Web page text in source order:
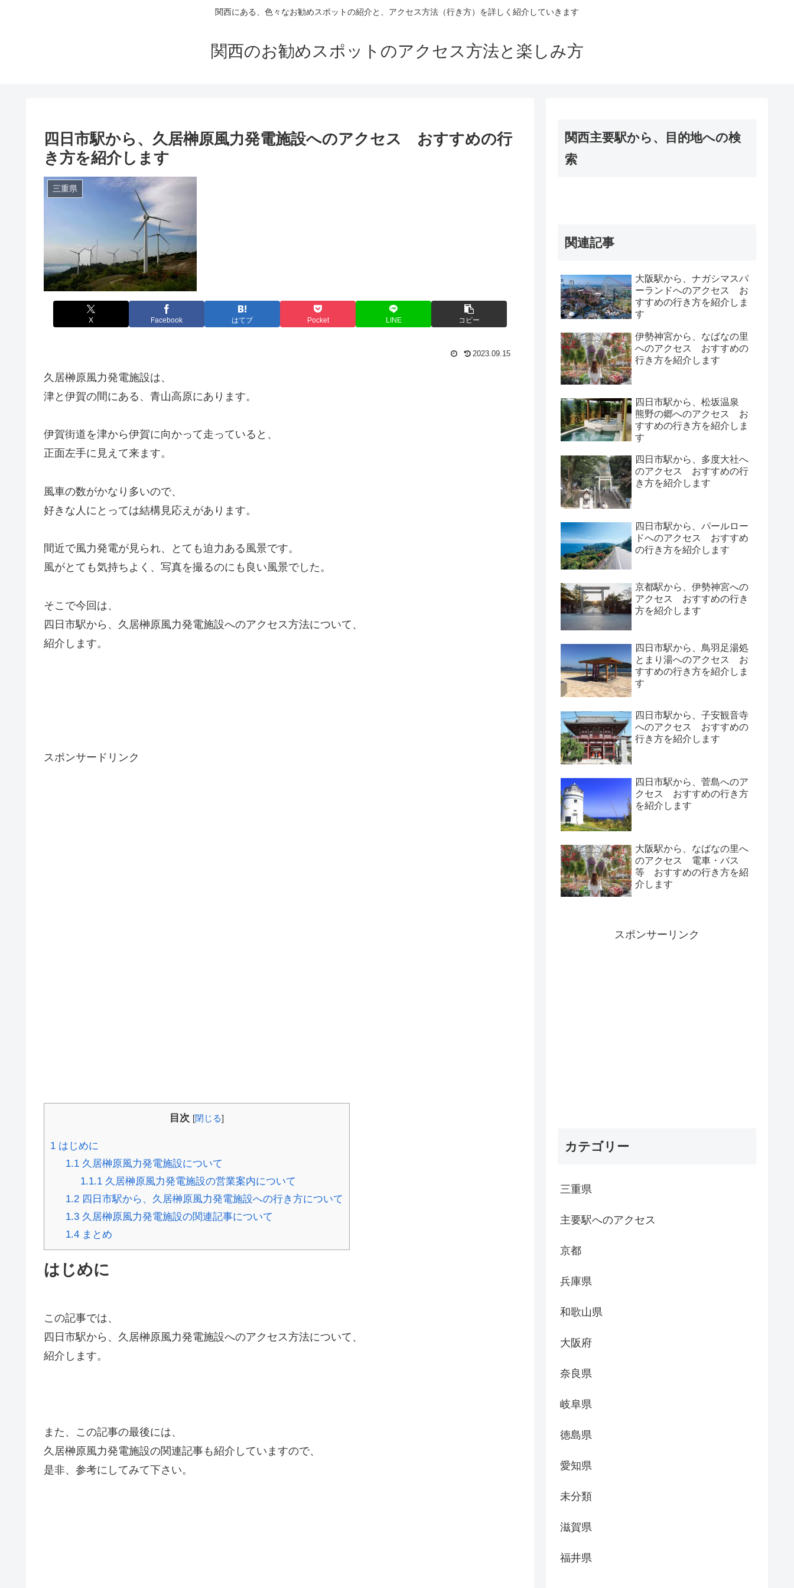
関西にある、色々なお勧めスポットの紹介と、アクセス方法（行き方）を詳しく紹介していきます
関西のお勧めスポットのアクセス方法と楽しみ方
四日市駅から、久居榊原風力発電施設へのアクセス おすすめの行
き方を紹介します
三重県
X Facebook はてブ Pocket LINE コピー
2023.09.15
久居榊原風力発電施設は、
津と伊賀の間にある、青山高原にあります。
伊賀街道を津から伊賀に向かって走っていると、
正面左手に見えて来ます。
風車の数がかなり多いので、
好きな人にとっては結構見応えがあります。
間近で風力発電が見られ、とても迫力ある風景です。
風がとても気持ちよく、写真を撮るのにも良い風景でした。
そこで今回は、
四日市駅から、久居榊原風力発電施設へのアクセス方法について、
紹介します。
スポンサードリンク
目次 [閉じる]
1 はじめに
1.1久居榊原風力発電施設について
1.1.1 久居榊原風力発電施設の営業案内について
1.2四日市駅から、久居榊原風力発電施設への行き方について
1.3久居榊原風力発電施設の関連記事について
1.4まとめ
はじめに
この記事では、
四日市駅から、久居榊原風力発電施設へのアクセス方法について、
紹介します。
また、この記事の最後には、
久居榊原風力発電施設の関連記事も紹介していますので、
是非、参考にしてみて下さい。
関西主要駅から、目的地への検
索
関連記事
大阪駅から、ナガシマスパ
ーランドへのアクセス お
すすめの行き方を紹介しま
す
伊勢神宮から、なばなの里
へのアクセス おすすめの
行き方を紹介します
四日市駅から、松坂温泉
熊野の郷へのアクセス お
すすめの行き方を紹介しま
す
四日市駅から、多度大社へ
のアクセス おすすめの行
き方を紹介します
四日市駅から、パールロー
ドへのアクセス おすすめ
の行き方を紹介します
京都駅から、伊勢神宮への
アクセス おすすめの行き
方を紹介します
四日市駅から、鳥羽足湯処
とまり湯へのアクセス お
すすめの行き方を紹介しま
す
四日市駅から、子安観音寺
へのアクセス おすすめの
行き方を紹介します
四日市駅から、菅島へのア
クセス おすすめの行き方
を紹介します
大阪駅から、なばなの里へ
のアクセス 電車・バス
等 おすすめの行き方を紹
介します
スポンサーリンク
カテゴリー
三重県
主要駅へのアクセス
京都
兵庫県
和歌山県
大阪府
奈良県
岐阜県
徳島県
愛知県
未分類
滋賀県
福井県